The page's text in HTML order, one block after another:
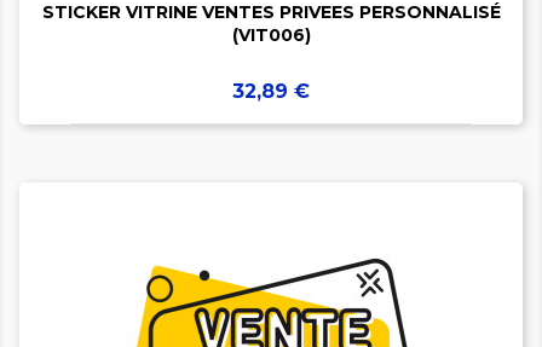
STICKER VITRINE VENTES PRIVEES PERSONNALISÉ
(VIT006)
Prix
32,89 €